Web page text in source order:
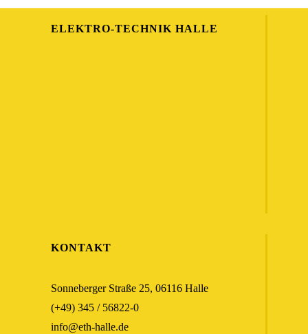
ELEKTRO-TECHNIK HALLE
KONTAKT
Sonneberger Straße 25, 06116 Halle
(+49) 345 / 56822-0
info@eth-halle.de